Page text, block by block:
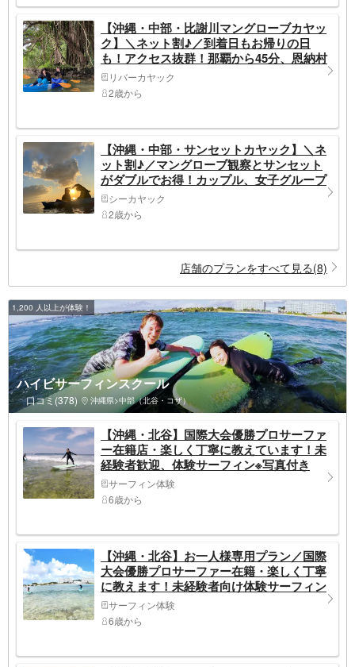
【沖縄・中部・比謝川マングローブカヤッ
ク】＼ネット割♪／到着日もお帰りの日
も！アクセス抜群！那覇から45分、恩納村
から20分！ツアー画像プレゼント！比謝川
マングローブカヤック
リバーカヤック
2歳から
【沖縄・中部・サンセットカヤック】＼ネ
ット割♪／マングローブ観察とサンセット
がダブルでお得！カップル、女子グループ
に大人気！ツアー画像プレゼント！比謝川
サンセットカヤック
シーカヤック
2歳から
店舗のプランをすべて見る(8)
1,200 人以上が体験！
ハイビサーフィンスクール
口コミ(378) 沖縄県>中部（北谷・コザ）
【沖縄・北谷】国際大会優勝プロサーファ
ー在籍店・楽しく丁寧に教えています！未
経験者歓迎、体験サーフィン※写真付き
サーフィン体験
6歳から
【沖縄・北谷】お一人様専用プラン／国際
大会優勝プロサーファー在籍・楽しく丁寧
に教えます！未経験者向け体験サーフィン
※写真付き
サーフィン体験
6歳から